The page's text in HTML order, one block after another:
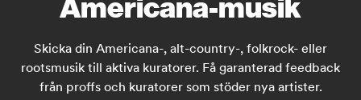
Americana-musik
Skicka din Americana-, alt-country-, folkrock- eller
rootsmusik till aktiva kuratorer. Få garanterad feedback
från proffs och kuratorer som stöder nya artister.